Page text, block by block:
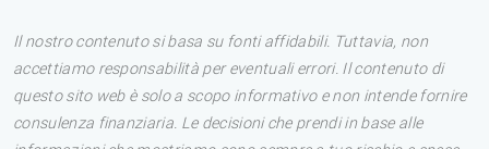
Il nostro contenuto si basa su fonti affidabili. Tuttavia, non
accettiamo responsabilità per eventuali errori. Il contenuto di
questo sito web è solo a scopo informativo e non intende fornire
consulenza finanziaria. Le decisioni che prendi in base alle